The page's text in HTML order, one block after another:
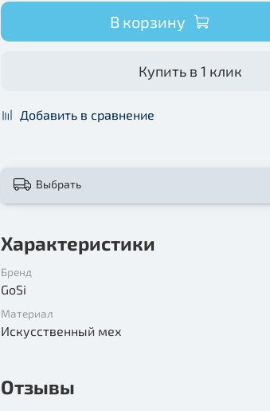
В корзину
Купить в 1 клик
Добавить в сравнение
Выбрать
Характеристики
Бренд
GoSi
Материал
Искусственный мех
Отзывы